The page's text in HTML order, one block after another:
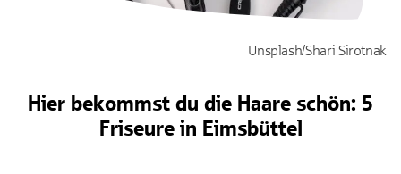
Unsplash/Shari Sirotnak
Hier bekommst du die Haare schön: 5
Friseure in Eimsbüttel